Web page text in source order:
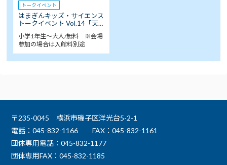
トークイベント
はまぎんキッズ・サイエンス
トークイベント Vol.14「天…
小学1年生～大人/無料 ※会場
参加の場合は入館料別途
〒235-0045 横浜市磯子区洋光台5-2-1
電話：045-832-1166
FAX：045-832-1161
団体専用電話：045-832-1177
団体専用FAX：045-832-1185